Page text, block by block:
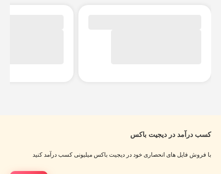
کسب درآمد در دیجیت باکس
با فروش فایل های انحصاری خود در دیجیت باکس میلیونی کسب درآمد کنید